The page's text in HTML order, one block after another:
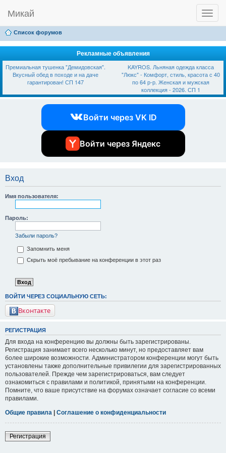
T
o
g
l
n
a
v
i
g
Микай
Ссылки Вход
Список форумов
Рекламные объявления
Премиальная тушенка "Демидовская".
Вкусный обед в походе и на даче
гарантирован! СП 147
KAYROS. Льняная одежда класса
"Люкс" - Комфорт, стиль, красота с 40
по 64 р-р. Женская и мужская
коллекция - 2026. СП 1
Войти через VK ID
Войти через Яндекс
Вход
Имя пользователя:
Пароль:
Забыли пароль?
Запомнить меня
Скрыть моё пребывание на конференции в этот раз
ВОЙТИ ЧЕРЕЗ СОЦИАЛЬНУЮ СЕТЬ:
Вконтакте
РЕГИСТРАЦИЯ
Для входа на конференцию вы должны быть зарегистрированы.
Регистрация занимает всего несколько минут, но предоставляет вам
более широкие возможности. Администратором конференции могут быть
установлены также дополнительные привилегии для зарегистрированных
пользователей. Прежде чем зарегистрироваться, вам следует
ознакомиться с правилами и политикой, принятыми на конференции.
Помните, что ваше присутствие на форумах означает согласие со всеми
правилами.
Общие правила
Соглашение о конфиденциальности
Регистрация